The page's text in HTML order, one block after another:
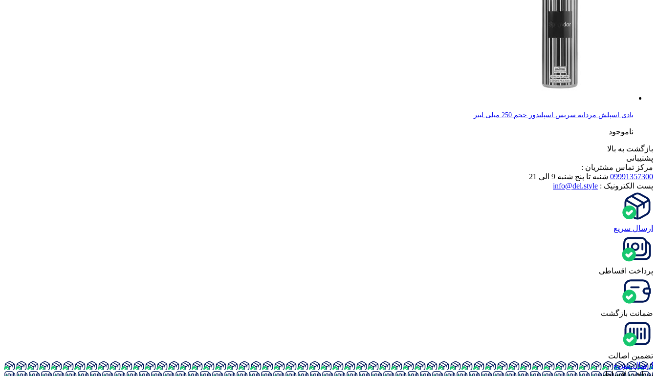
بادی اسپلش مردانه سریس اسپلندور حجم 250 میلی لیتر
ناموجود
بازگشت به بالا
پشتیبانی
مرکز تماس مشتریان :
09991357300 شنبه تا پنج شنبه 9 الی 21
پست الکترونیک : info@del.style
ارسال سریع
پرداخت ‌اقساطی
ضمانت بازگشت
تضمین اصالت
ارسال سریع
پرداخت ‌اقساطی